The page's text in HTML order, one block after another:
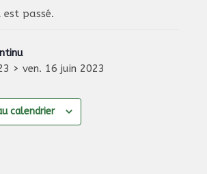
est passé.
>ven. 16 juin 2023
calendrier